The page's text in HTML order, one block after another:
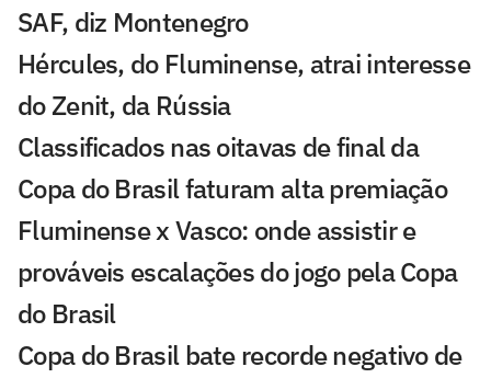
SAF, diz Montenegro
Hércules, do Fluminense, atrai interesse
do Zenit, da Rússia
Classificados nas oitavas de final da
Copa do Brasil faturam alta premiação
Fluminense x Vasco: onde assistir e
prováveis escalações do jogo pela Copa
do Brasil
Copa do Brasil bate recorde negativo de